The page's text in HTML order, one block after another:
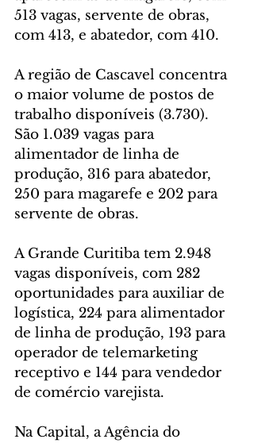
513 vagas, servente de obras,
com 413, e abatedor, com 410.
A região de Cascavel concentra
o maior volume de postos de
trabalho disponíveis (3.730).
São 1.039 vagas para
alimentador de linha de
produção, 316 para abatedor,
250 para magarefe e 202 para
servente de obras.
A Grande Curitiba tem 2.948
vagas disponíveis, com 282
oportunidades para auxiliar de
logística, 224 para alimentador
de linha de produção, 193 para
operador de telemarketing
receptivo e 144 para vendedor
de comércio varejista.
Na Capital, a Agência do